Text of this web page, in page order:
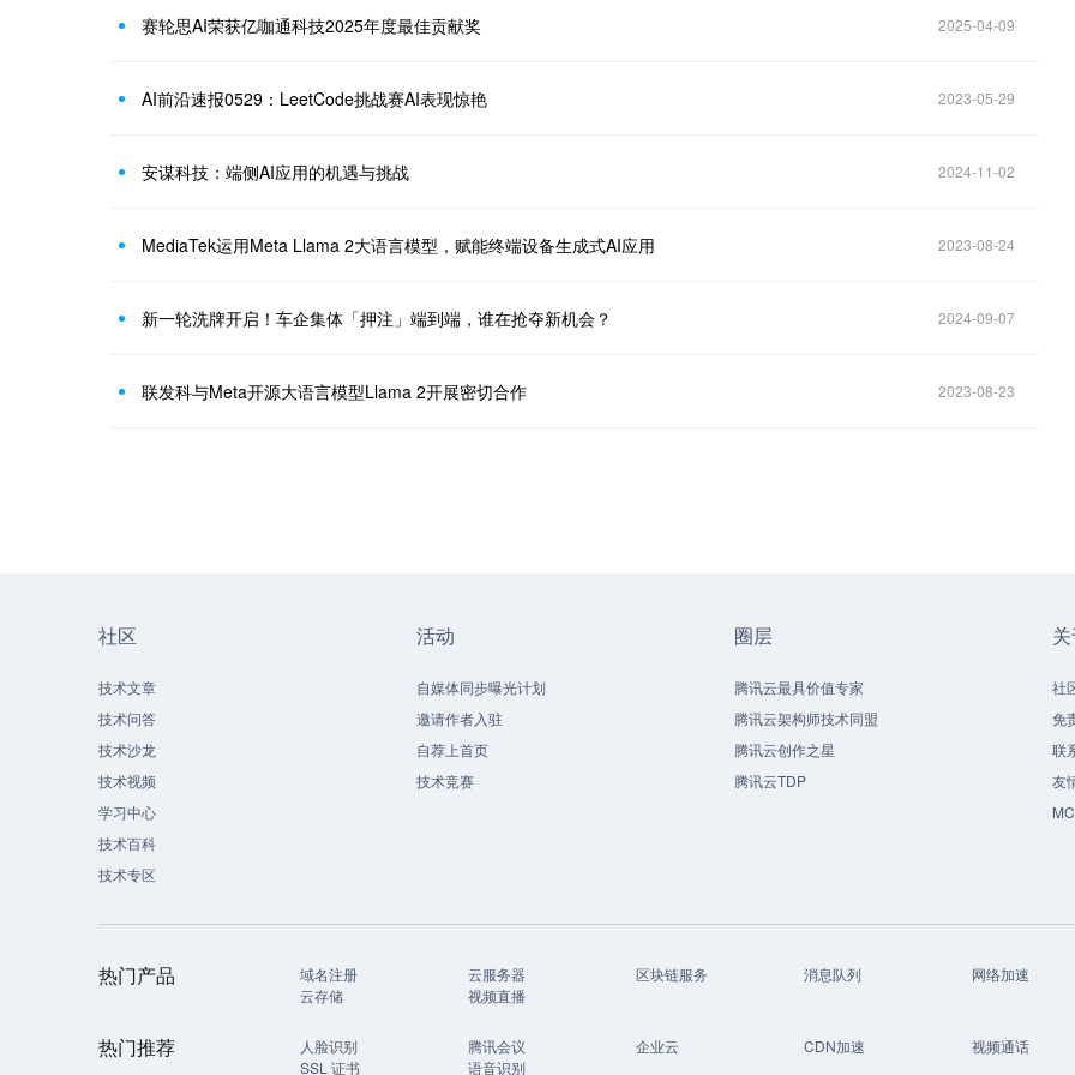
赛轮思AI荣获亿咖通科技2025年度最佳贡献奖 2025-04-09
AI前沿速报0529：LeetCode挑战赛AI表现惊艳 2023-05-29
安谋科技：端侧AI应用的机遇与挑战 2024-11-02
MediaTek运用Meta Llama 2大语言模型，赋能终端设备生成式AI应用 2023-08-24
新一轮洗牌开启！车企集体「押注」端到端，谁在抢夺新机会？ 2024-09-07
联发科与Meta开源大语言模型Llama 2开展密切合作 2023-08-23
社区
技术文章
技术问答
技术沙龙
技术视频
学习中心
技术百科
技术专区
活动
自媒体同步曝光计划
邀请作者入驻
自荐上首页
技术竞赛
圈层
腾讯云最具价值专家
腾讯云架构师技术同盟
腾讯云创作之星
腾讯云TDP
社
免
联
友
热门产品 域名注册 云服务器 区块链服务 消息队列
网络加速
云存储
视频直播
热门推荐 人脸识别 腾讯会议 企业云 CDN加速
视频通话
SSL 证书
语音识别